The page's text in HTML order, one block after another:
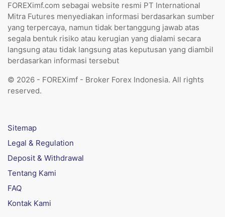
FOREXimf.com sebagai website resmi PT International
Mitra Futures menyediakan informasi berdasarkan sumber
yang terpercaya, namun tidak bertanggung jawab atas
segala bentuk risiko atau kerugian yang dialami secara
langsung atau tidak langsung atas keputusan yang diambil
berdasarkan informasi tersebut
© 2026 - FOREXimf - Broker Forex Indonesia. All rights
reserved.
Sitemap
Legal & Regulation
Deposit & Withdrawal
Tentang Kami
FAQ
Kontak Kami